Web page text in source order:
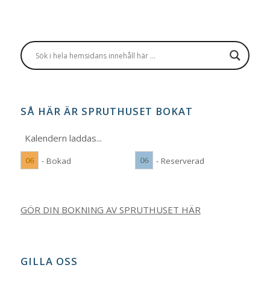
SÅ HÄR ÄR SPRUTHUSET BOKAT
Kalendern laddas...
06 - Bokad 06 - Reserverad
GÖR DIN BOKNING AV SPRUTHUSET HÄR
GILLA OSS